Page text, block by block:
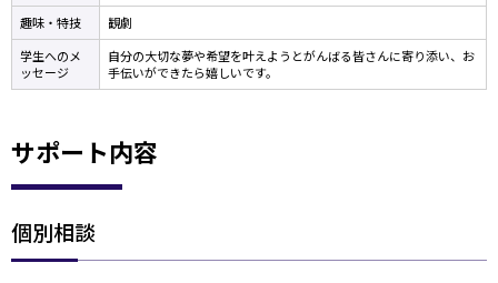
趣味・特技
観劇
学生へのメ
ッセージ
自分の大切な夢や希望を叶えようとがんばる皆さんに寄り添い、お
手伝いができたら嬉しいです。
サポート内容
個別相談